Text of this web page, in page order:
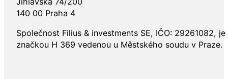
140 00 Praha 4
Společnost Filius & investments SE, IČO: 29261082,
značkou H 369 vedenou u Městského soudu v Praze.